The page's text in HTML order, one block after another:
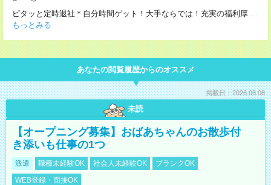
ピタッと定時退社＊自分時間ゲット！大手ならでは！充実の福利厚 ...
もっとみる
あなたの閲覧履歴からのオススメ
掲載日：2026.08.08
未読
【オープニング募集】おばあちゃんのお散歩付
き添いも仕事の1つ
派遣 職種未経験OK 社会人未経験OK
ブランクOK
WEB登録・面接OK